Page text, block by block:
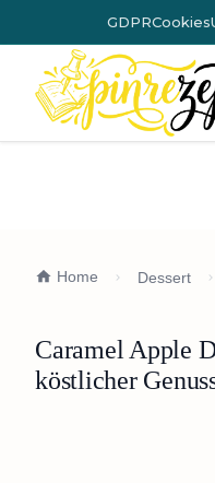
GDPRCookies
Home Dessert
Caramel Apple
köstlicher